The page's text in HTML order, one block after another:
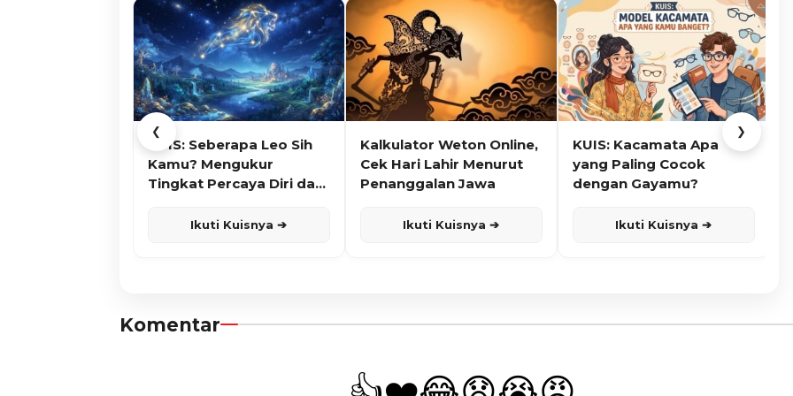
❮
KUIS: Seberapa Leo Sih
Kamu? Mengukur
Tingkat Percaya Diri dan
Ikuti Kuisnya ➔
Kalkulator Weton Online,
Cek Hari Lahir Menurut
Penanggalan Jawa
Ikuti Kuisnya ➔
KUIS: Kacamata Apa
yang Paling Cocok
dengan Gayamu?
Ikuti Kuisnya ➔
❯
Komentar